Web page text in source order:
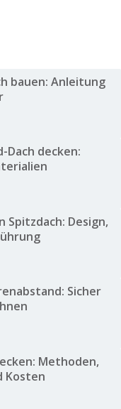
bauen: Anleitung
decken:
Spitzdach: Design,
Sicher
Methoden,
Kosten